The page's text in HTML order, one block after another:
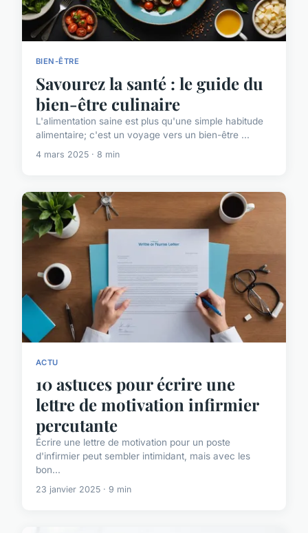
BIEN-ÊTRE
Savourez la santé : le guide du
bien-être culinaire
L'alimentation saine est plus qu'une simple habitude
alimentaire; c'est un voyage vers un bien-être ...
4 mars 2025 · 8 min
ACTU
10 astuces pour écrire une
lettre de motivation infirmier
percutante
Écrire une lettre de motivation pour un poste
d'infirmier peut sembler intimidant, mais avec les
bon...
23 janvier 2025 · 9 min